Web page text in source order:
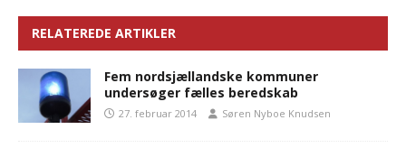
RELATEREDE ARTIKLER
Fem nordsjællandske kommuner
undersøger fælles beredskab
27. februar 2014 Søren Nyboe Knudsen